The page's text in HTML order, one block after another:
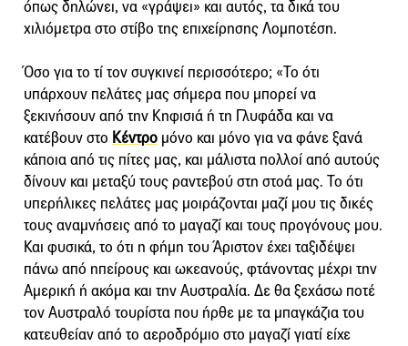
όπως δηλώνει, να «γράψει» και αυτός, τα δικά του
χιλιόμετρα στο στίβο της επιχείρησης Λομποτέση.
Όσο για το τί τον συγκινεί περισσότερο; «Το ότι
υπάρχουν πελάτες μας σήμερα που μπορεί να
ξεκινήσουν από την Κηφισιά ή τη Γλυφάδα και να
κατέβουν στο Κέντρο μόνο και μόνο για να φάνε ξανά
κάποια από τις πίτες μας, και μάλιστα πολλοί από αυτούς
δίνουν και μεταξύ τους ραντεβού στη στοά μας. Το ότι
υπερήλικες πελάτες μας μοιράζονται μαζί μου τις δικές
τους αναμνήσεις από το μαγαζί και τους προγόνους μου.
Και φυσικά, το ότι η φήμη του Άριστον έχει ταξιδέψει
πάνω από ηπείρους και ωκεανούς, φτάνοντας μέχρι την
Αμερική ή ακόμα και την Αυστραλία. Δε θα ξεχάσω ποτέ
τον Αυστραλό τουρίστα που ήρθε με τα μπαγκάζια του
κατευθείαν από το αεροδρόμιο στο μαγαζί γιατί είχε